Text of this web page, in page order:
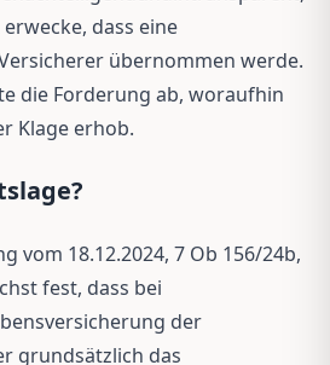
dass eine
übernommen werde.
die Forderung ab, woraufhin
Klage erhob.
vom 18.12.2024, 7 Ob 156/24b,
fest, dass bei
der
grundsätzlich das